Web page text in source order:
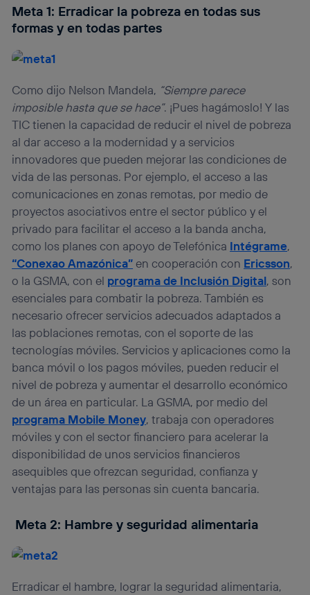
Meta 1: Erradicar la pobreza en todas sus
formas y en todas partes
Como dijo Nelson Mandela, “Siempre parece
imposible hasta que se hace”. ¡Pues hagámoslo! Y las
TIC tienen la capacidad de reducir el nivel de pobreza
al dar acceso a la modernidad y a servicios
innovadores que pueden mejorar las condiciones de
vida de las personas. Por ejemplo, el acceso a las
comunicaciones en zonas remotas, por medio de
proyectos asociativos entre el sector público y el
privado para facilitar el acceso a la banda ancha,
como los planes con apoyo de Telefónica Intégrame,
“Conexao Amazónica”en cooperación con Ericsson,
o la GSMA, con el programa de Inclusión Digital, son
esenciales para combatir la pobreza. También es
necesario ofrecer servicios adecuados adaptados a
las poblaciones remotas, con el soporte de las
tecnologías móviles. Servicios y aplicaciones como la
banca móvil o los pagos móviles, pueden reducir el
nivel de pobreza y aumentar el desarrollo económico
de un área en particular. La GSMA, por medio del
programa Mobile Money, trabaja con operadores
móviles y con el sector financiero para acelerar la
disponibilidad de unos servicios financieros
asequibles que ofrezcan seguridad, confianza y
ventajas para las personas sin cuenta bancaria.
Meta 2: Hambre y seguridad alimentaria
Erradicar el hambre, lograr la seguridad alimentaria,